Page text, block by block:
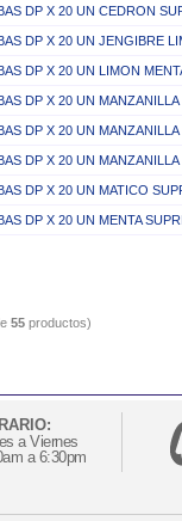
DP X 20 UN CEDRON
DP X 20 UN JENGIBRE
DP X 20 UN LIMON
DP X 20 UN MANZANILLA
DP X 20 UN
DP X 20 UN
DP X 20 UN MATICO
DP X 20 UN MENTA
55 productos)
a Viernes
a 6:30pm